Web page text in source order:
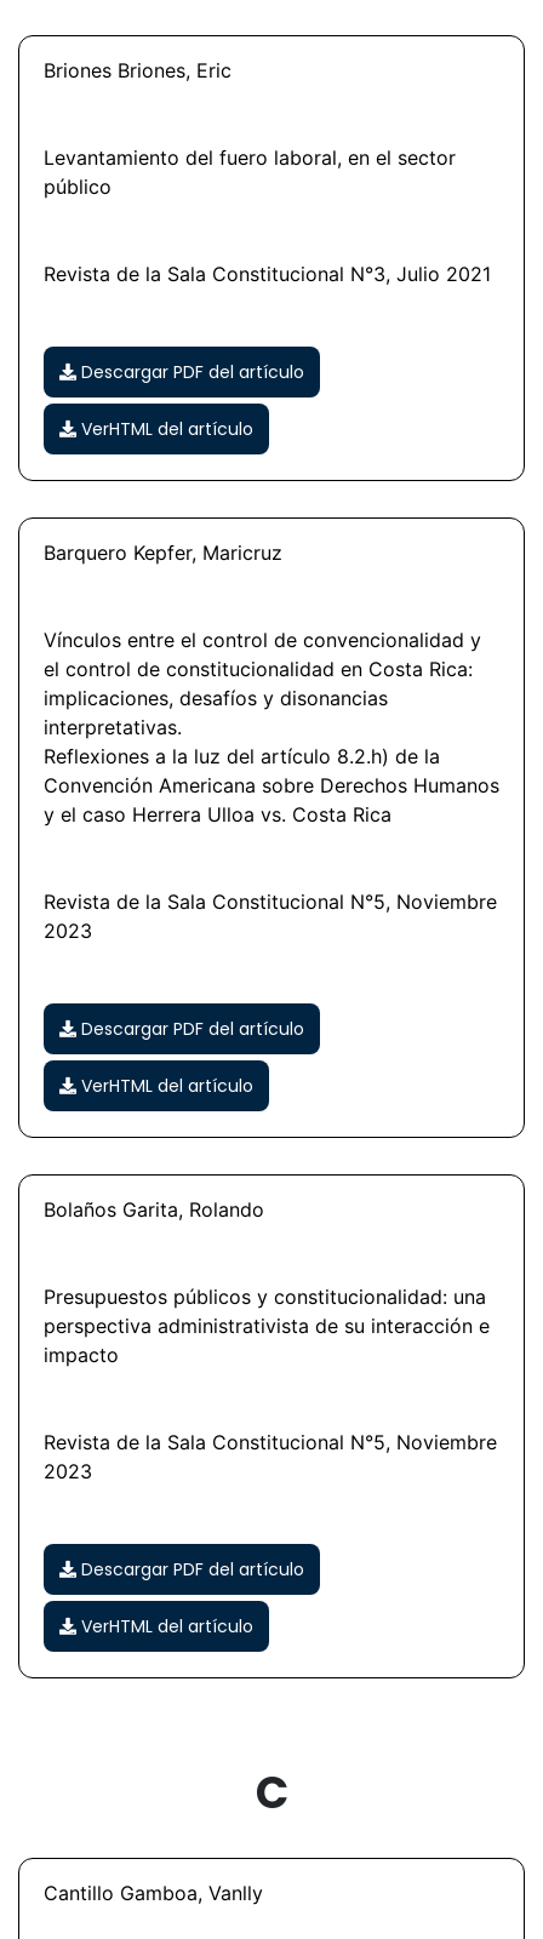
Briones Briones, Eric
Levantamiento del fuero laboral, en el sector
público
Revista de la Sala Constitucional N°3, Julio 2021
Descargar PDF del artículo
VerHTML del artículo
Barquero Kepfer, Maricruz
Vínculos entre el control de convencionalidad y
el control de constitucionalidad en Costa Rica:
implicaciones, desafíos y disonancias
interpretativas.
Reflexiones a la luz del artículo 8.2.h) de la
Convención Americana sobre Derechos Humanos
y el caso Herrera Ulloa vs. Costa Rica
Revista de la Sala Constitucional N°5, Noviembre
2023
Descargar PDF del artículo
VerHTML del artículo
Bolaños Garita, Rolando
Presupuestos públicos y constitucionalidad: una
perspectiva administrativista de su interacción e
impacto
Revista de la Sala Constitucional N°5, Noviembre
2023
Descargar PDF del artículo
VerHTML del artículo
C
Cantillo Gamboa, Vanlly